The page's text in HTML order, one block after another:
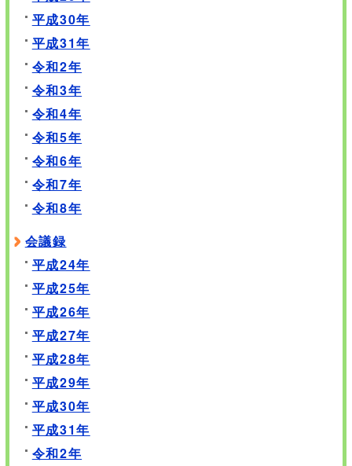
平成30年
平成31年
令和2年
令和3年
令和4年
令和5年
令和6年
令和7年
令和8年
会議録
平成24年
平成25年
平成26年
平成27年
平成28年
平成29年
平成30年
平成31年
令和2年